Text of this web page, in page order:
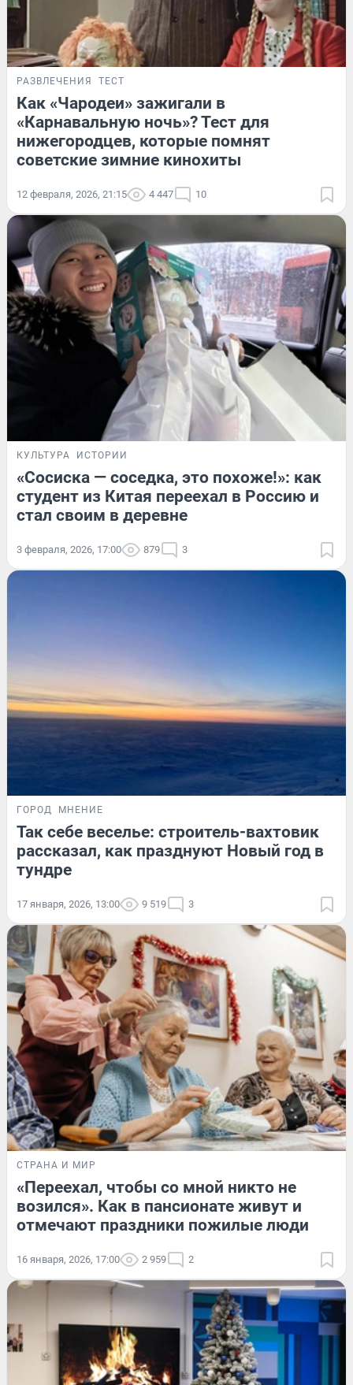
РАЗВЛЕЧЕНИЯ ТЕСТ
Как «Чародеи» зажигали в
«Карнавальную ночь»? Тест для
нижегородцев, которые помнят
советские зимние кинохиты
12 февраля, 2026, 21:15 4 447 10
КУЛЬТУРА ИСТОРИИ
«Сосиска — соседка, это похоже!»: как
студент из Китая переехал в Россию и
стал своим в деревне
3 февраля, 2026, 17:00 879 3
ГОРОД МНЕНИЕ
Так себе веселье: строитель-вахтовик
рассказал, как празднуют Новый год в
тундре
17 января, 2026, 13:00 9 519 3
СТРАНА И МИР
«Переехал, чтобы со мной никто не
возился». Как в пансионате живут и
отмечают праздники пожилые люди
16 января, 2026, 17:00 2 959 2